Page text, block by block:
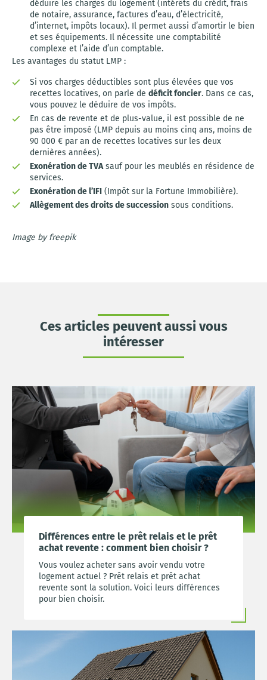
déduire les charges du logement (intérêts du crédit, frais
de notaire, assurance, factures d’eau, d’électricité,
d’internet, impôts locaux). Il permet aussi d’amortir le bien
et ses équipements. Il nécessite une comptabilité
complexe et l’aide d’un comptable.
Les avantages du statut LMP :
Si vos charges déductibles sont plus élevées que vos
recettes locatives, on parle de déficit foncier. Dans ce cas,
vous pouvez le déduire de vos impôts.
En cas de revente et de plus-value, il est possible de ne
pas être imposé (LMP depuis au moins cinq ans, moins de
90 000 € par an de recettes locatives sur les deux
dernières années).
Exonération de TVAsauf pour les meublés en résidence de
services.
Exonération de l’IFI (Impôt sur la Fortune Immobilière).
Allègement des droits de succession sous conditions.
Image by freepik
Ces articles peuvent aussi vous
intéresser
Différences entre le prêt relais et le prêt
achat revente : comment bien choisir ?
Vous voulez acheter sans avoir vendu votre
logement actuel ? Prêt relais et prêt achat
revente sont la solution. Voici leurs différences
pour bien choisir.